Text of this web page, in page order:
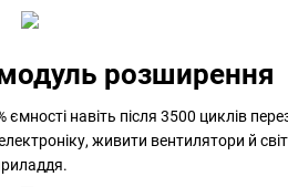
розширення
навіть після 3500 циклів
живити вентилятори й